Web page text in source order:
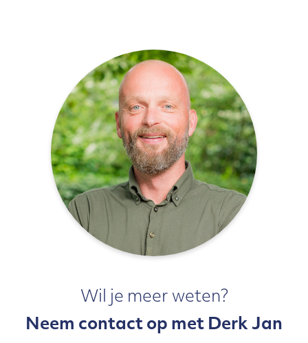
Wil je meer weten?
Neem contact op met Derk Jan